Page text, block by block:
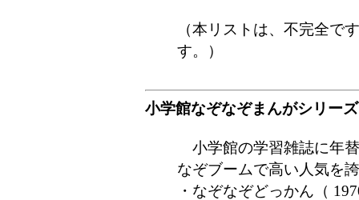
（本リストは、不完全で
す。）
小学館なぞなぞまんがシリーズ
小学館の学習雑誌に年
なぞブームで高い人気を
・なぞなぞどっかん（